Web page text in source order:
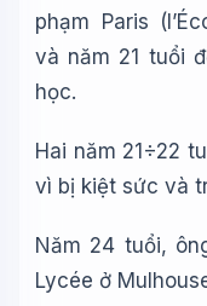
phạm Paris
và năm 21 tuổi
học.
Hai năm 21÷22
vì bị kiệt sức và
Năm 24 tuổi,
Lycée ở